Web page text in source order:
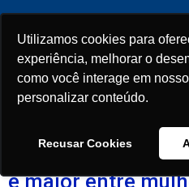
Utilizamos cookies para
experiência, melhorar o
como você interage em
personalizar conteúdo.
Recusar Cookies
Utilizamos cookies para
experiência, melhorar o
como você interage em
personalizar conteúdo.
Recusar Cookies
conteúdo
Dia:14 de
Frequência de
é maior entre